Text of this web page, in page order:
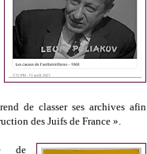
de classer ses archives afin
des Juifs de France ».
de